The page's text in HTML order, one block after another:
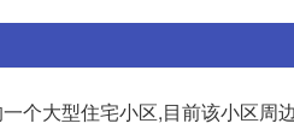
个大型住宅小区,目前该小区